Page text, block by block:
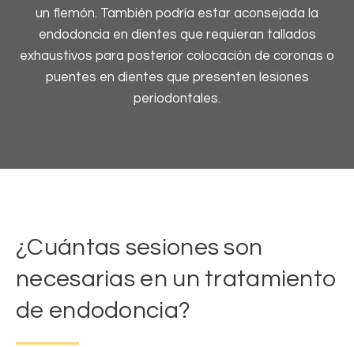
un flemón. También podría estar aconsejada la
endodoncia en dientes que requieran tallados
exhaustivos para posterior colocación de coronas o
puentes en dientes que presenten lesiones
periodontales.
¿Cuántas sesiones son
necesarias en un tratamiento
de endodoncia?